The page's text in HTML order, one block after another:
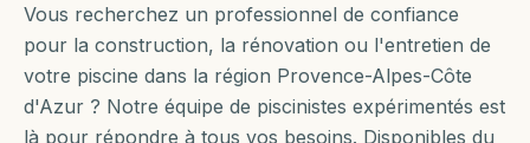
Vous recherchez un professionnel de confiance
pour la construction, la rénovation ou l'entretien de
votre piscine dans la région Provence-Alpes-Côte
d'Azur ? Notre équipe de piscinistes expérimentés est
là pour répondre à tous vos besoins. Disponibles du